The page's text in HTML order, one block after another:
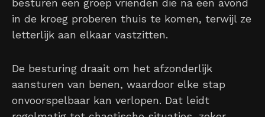
besturen een groep vrienden die na een avond
in de kroeg proberen thuis te komen, terwijl ze
letterlijk aan elkaar vastzitten.
De besturing draait om het afzonderlijk
aansturen van benen, waardoor elke stap
onvoorspelbaar kan verlopen. Dat leidt